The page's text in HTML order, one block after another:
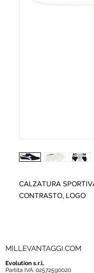
CALZATURA
CONTRASTO, LOGO
MILLEVANTAGGI.COM
Evolution s.r.l.
Partita IVA: 02572590020